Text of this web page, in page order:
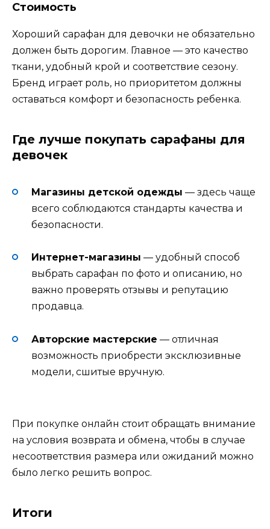
Стоимость
Хороший сарафан для девочки не обязательно
должен быть дорогим. Главное — это качество
ткани, удобный крой и соответствие сезону.
Бренд играет роль, но приоритетом должны
оставаться комфорт и безопасность ребенка.
Где лучше покупать сарафаны для
девочек
Магазины детской одежды — здесь чаще
всего соблюдаются стандарты качества и
безопасности.
Интернет-магазины — удобный способ
выбрать сарафан по фото и описанию, но
важно проверять отзывы и репутацию
продавца.
Авторские мастерские — отличная
возможность приобрести эксклюзивные
модели, сшитые вручную.
При покупке онлайн стоит обращать внимание
на условия возврата и обмена, чтобы в случае
несоответствия размера или ожиданий можно
было легко решить вопрос.
Итоги